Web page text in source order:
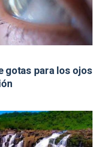
gotas para los ojos